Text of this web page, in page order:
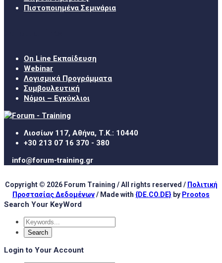
Πιστοποιημένα Σεμινάρια
On Line Εκπαίδευση
Webinar
Λογισμικά Προγράμματα
Συμβουλευτική
Νόμοι – Εγκύκλιοι
Λιοσίων 117, Αθήνα, Τ.Κ.: 10440
+30 213 07 16 370 - 380
info@forum-training.gr
Copyright © 2026 Forum Training / All rights reserved / Πολιτική
Προστασίας Δεδομένων/ Made with {DE.CO.DE} by Prootos
Search Your KeyWord
Login to Your Account